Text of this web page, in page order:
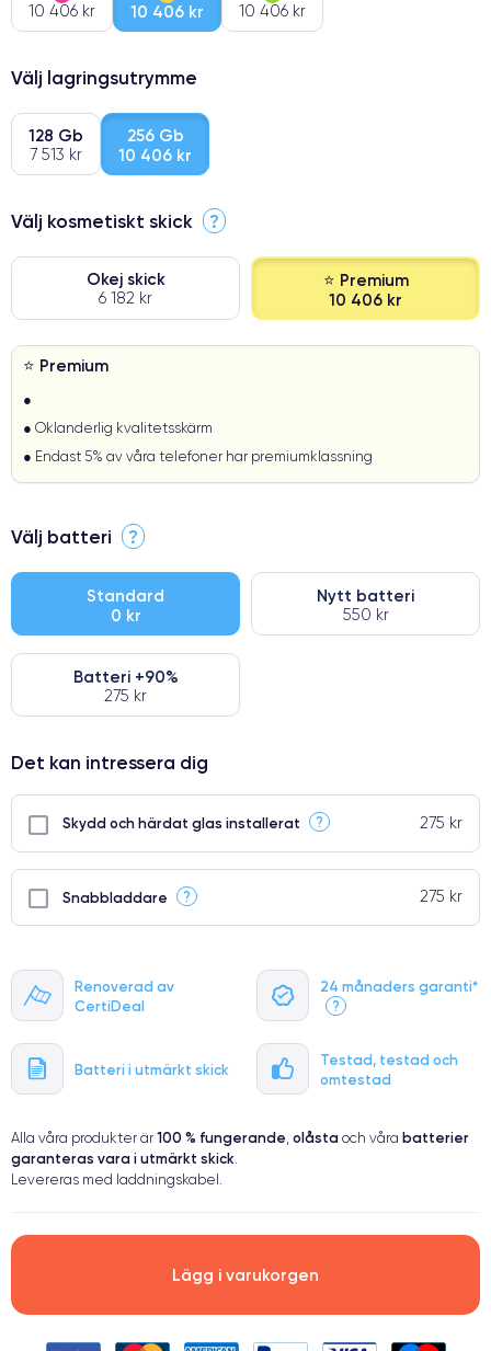
Renoverad av
CertiDeal
24 månaders garanti*
?
Batteri i utmärkt skick
Testad, testad och
omtestad
10 406 kr 10 406 kr 10 406 kr
Välj lagringsutrymme
128 Gb
7 513 kr
256 Gb
10 406 kr
Välj kosmetiskt skick ?
Okej skick
6 182 kr
⭐ Premium
10 406 kr
⭐ Premium
●
● Oklanderlig kvalitetsskärm
● Endast 5% av våra telefoner har premiumklassning
Välj batteri ?
Standard
0 kr
Nytt batteri
550 kr
Batteri +90%
275 kr
Det kan intressera dig
Skydd och härdat glas installerat ? 275 kr
Snabbladdare ? 275 kr
Alla våra produkter är 100 % fungerande, olåsta och våra batterier
garanteras vara i utmärkt skick.
Levereras med laddningskabel.
Lägg i varukorgen